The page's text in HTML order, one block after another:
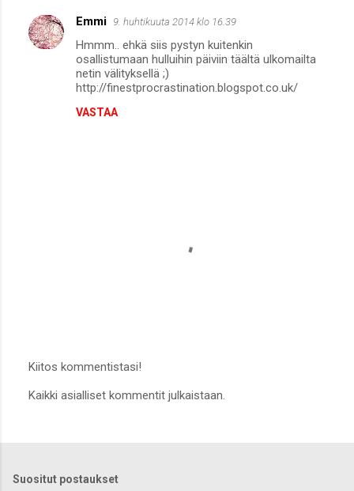
Emmi 9. huhtikuuta 2014 klo 16.39
Hmmm.. ehkä siis pystyn kuitenkin
osallistumaan hulluihin päiviin täältä ulkomailta
netin välityksellä ;)
http://finestprocrastination.blogspot.co.uk/
VASTAA
ä
o
Kiitos kommentistasi!
Kaikki asialliset kommentit julkaistaan.
Suositut postaukset